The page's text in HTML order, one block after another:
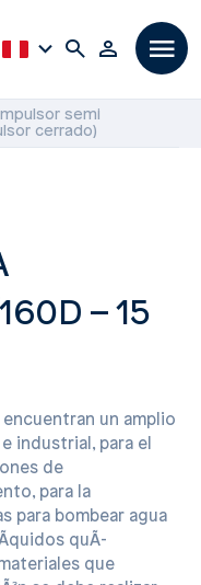
semi
cerrado)
– 15
un amplio
industrial, para el
de
para la
para bombear agua
quÃ­
que